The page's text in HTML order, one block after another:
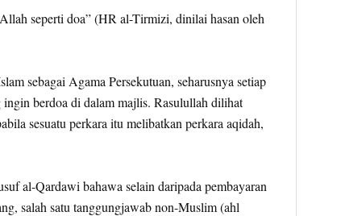
seperti doa” (HR al-Tirmizi, dinilai hasan oleh
sebagai Agama Persekutuan, seharusnya setiap
berdoa di dalam majlis. Rasulullah dilihat
sesuatu perkara itu melibatkan perkara aqidah,
al-Qardawi bahawa selain daripada pembayaran
salah satu tanggungjawab non-Muslim (ahl